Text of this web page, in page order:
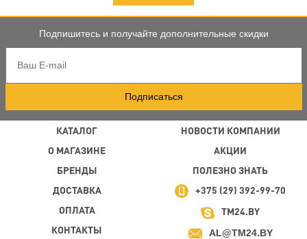
Подпишитесь и получайте дополнительные скидки
Подписаться
КАТАЛОГ
О МАГАЗИНЕ
БРЕНДЫ
НОВОСТИ КОМПАНИИ
АКЦИИ
ПОЛЕЗНО ЗНАТЬ
ДОСТАВКА
ОПЛАТА
КОНТАКТЫ
+375 (29) 392-99-70
TM24.BY
AL@TM24.BY